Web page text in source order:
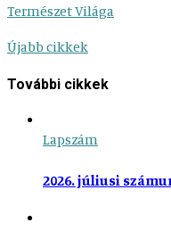
Természet Világa
Újabb cikkek
További cikkek
Lapszám
2026. júliusi